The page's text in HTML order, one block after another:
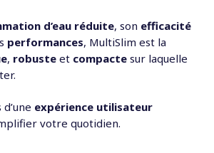
d’eau réduite, son efficacité
performances, MultiSlim est la
, robuste et compacte sur laquelle
expérience utilisateur
votre quotidien.